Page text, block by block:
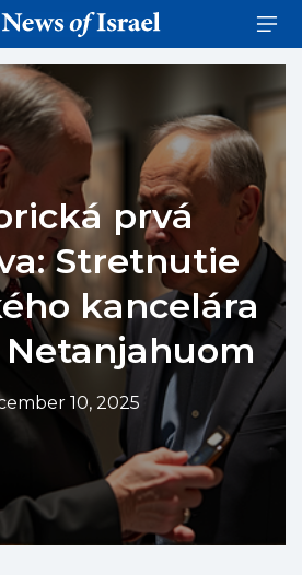
prvá
Stretnutie
kancelára
Netanjahuom
10, 2025